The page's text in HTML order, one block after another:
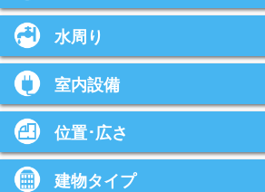
水周り
室内設備
位置･広さ
建物タイプ